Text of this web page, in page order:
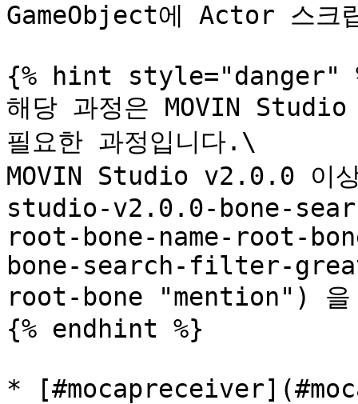
GameObject에 Actor 스크
{% hint style="danger"
해당 과정은 MOVIN
필요한 과정입니다.\
MOVIN Studio v2.0.0 이
studio-v2.0.0-bone-
root-bone-name-root-
bone-search-filter-
root-bone "mention") 을
{% endhint %}
*